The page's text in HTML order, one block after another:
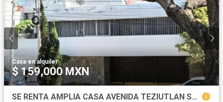
Casa·en alquiler
$ 159,000 MXN
SE RENTA AMPLIA CASA AVENIDA TEZIUTLAN SUR, COL. LA PAZ, PUEBLA